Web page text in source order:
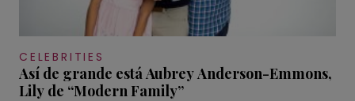
CELEBRITIES
Así de grande está Aubrey Anderson-Emmons,
Lily de “Modern Family”